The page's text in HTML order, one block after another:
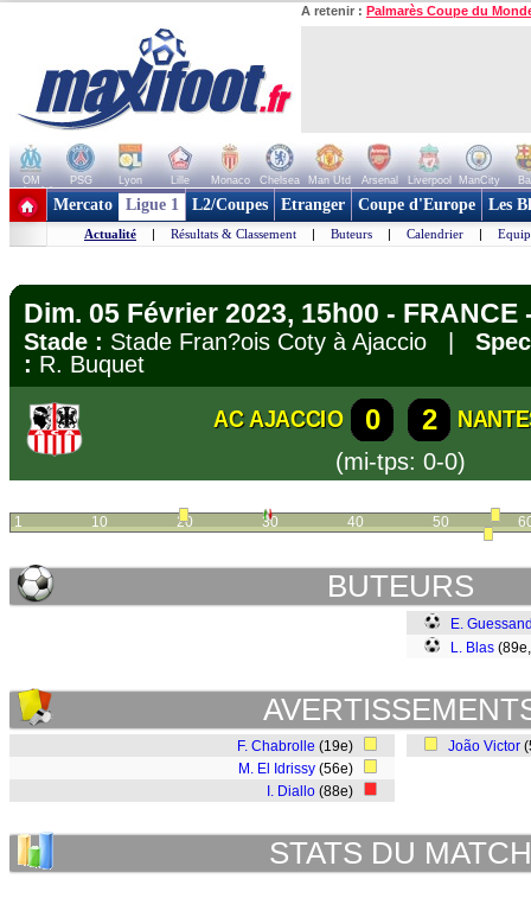
A retenir : Palmarès Coupe du
OM PSG Lyon Lille Monaco Chelsea Man Utd Arsenal Liverpool ManCity
+ de clubs
Mercato Ligue 1 L2/Coupes Etranger Coupe d'Europe Les
Actualité | Résultats & Classement | Buteurs | Calendrier |
Dim. 05 Février 2023, 15h00 - FRANCE
Stade : Stade Fran?ois Coty à Ajaccio |
: R. Buquet
AC AJACCIO 0 2
(mi-tps: 0-0)
1 10 20 30 40 50
BUTEURS
E.
L. Blas
F. Chabrolle (19e)
M. El Idrissy (56e)
I. Diallo (88e)
João Victor
STATS DU MATCH